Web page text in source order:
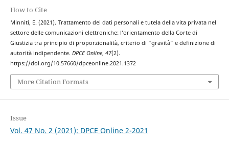
How to Cite
Minniti, E. (2021). Trattamento dei dati personali e tutela della vita privata nel
settore delle comunicazioni elettroniche: l’orientamento della Corte di
Giustizia tra principio di proporzionalità, criterio di “gravità” e definizione di
autorità indipendente. DPCE Online, 47(2).
https://doi.org/10.57660/dpceonline.2021.1372
More Citation Formats
Issue
Vol. 47 No. 2 (2021): DPCE Online 2-2021